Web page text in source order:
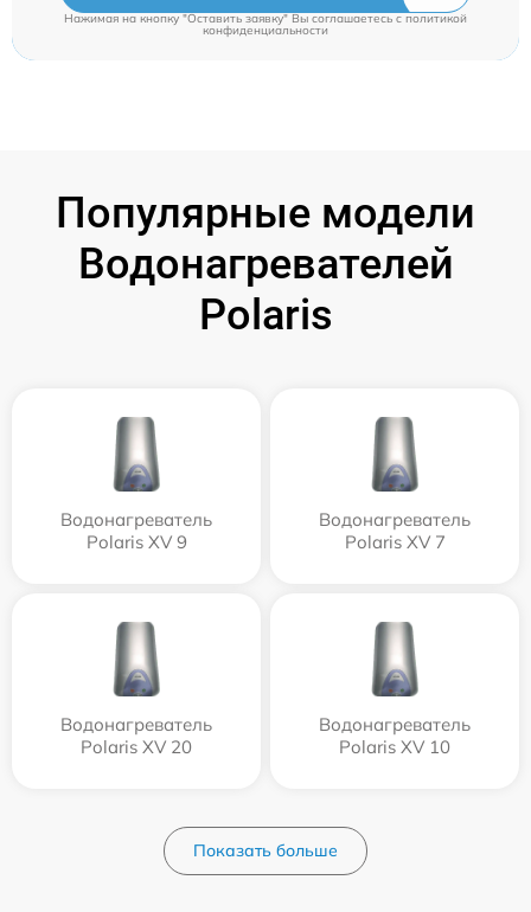
Нажимая на кнопку "Оставить заявку" Вы соглашаетесь cполитикой
конфиденциальности
Популярные модели
Водонагревателей
Polaris
Водонагреватель
Polaris XV 9
Водонагреватель
Polaris XV 7
Водонагреватель
Polaris XV 20
Водонагреватель
Polaris XV 10
Показать больше